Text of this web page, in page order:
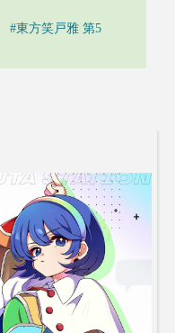
#東方笑戸雅 第5